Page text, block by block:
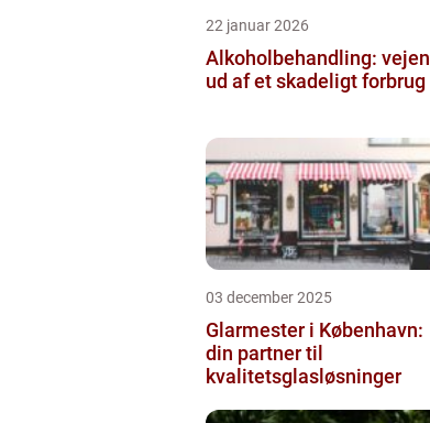
22 januar 2026
Alkoholbehandling: vejen
ud af et skadeligt forbrug
03 december 2025
Glarmester i København:
din partner til
kvalitetsglasløsninger